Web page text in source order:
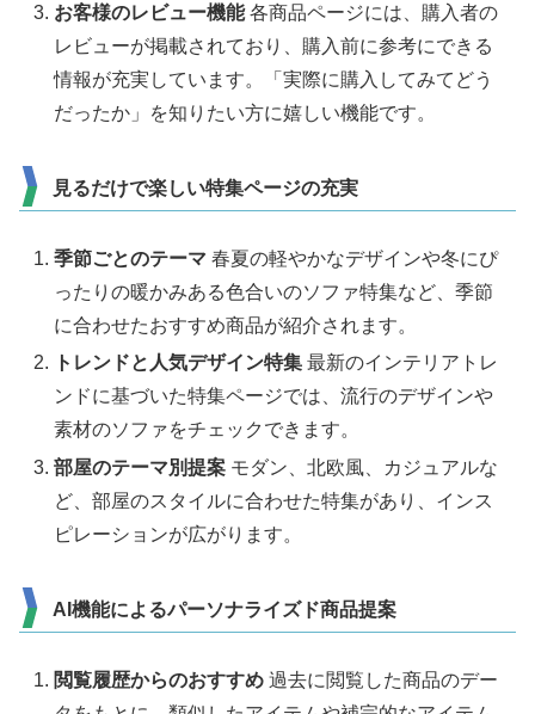
お客様のレビュー機能各商品ページには、購入者の
レビューが掲載されており、購入前に参考にできる
情報が充実しています。「実際に購入してみてどう
だったか」を知りたい方に嬉しい機能です。
見るだけで楽しい特集ページの充実
季節ごとのテーマ 春夏の軽やかなデザインや冬にぴ
ったりの暖かみある色合いのソファ特集など、季節
に合わせたおすすめ商品が紹介されます。
トレンドと人気デザイン特集 最新のインテリアトレ
ンドに基づいた特集ページでは、流行のデザインや
素材のソファをチェックできます。
部屋のテーマ別提案 モダン、北欧風、カジュアルな
ど、部屋のスタイルに合わせた特集があり、インス
ピレーションが広がります。
AI機能によるパーソナライズド商品提案
閲覧履歴からのおすすめ 過去に閲覧した商品のデー